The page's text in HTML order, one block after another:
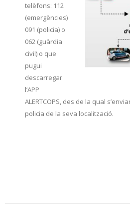
telèfons: 112
(emergències)
091 (policia) o
062 (guàrdia
civil) o que
pugui
descarregar
l’APP
ALERTCOPS, des de la qual
policia de la seva localització.